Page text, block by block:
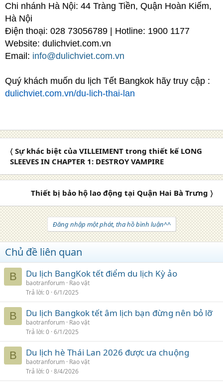
Chi nhánh Hà Nội: 44 Tràng Tiền, Quận Hoàn Kiếm,
Hà Nội
Điện thoại: 028 73056789 | Hotline: 1900 1177
Website: dulichviet.com.vn
Email: info@dulichviet.com.vn
Quý khách muốn du lịch Tết Bangkok hãy truy cập :
dulichviet.com.vn/du-lich-thai-lan
〈 Sự khác biệt của VILLEIMENT trong thiết kế LONG
SLEEVES IN CHAPTER 1: DESTROY VAMPIRE
Thiết bị bảo hộ lao động tại Quận Hai Bà Trưng 〉
Đăng nhập một phát, tha hồ bình luận^^
Chủ đề liên quan
B Du lịch BangKok tết điểm du lịch Kỳ ảo
baotranforum Rao vặt
Trả lời 0 6/1/2025
B Du lịch Bangkok tết âm lịch bạn đừng nên bỏ lỡ
baotranforum Rao vặt
Trả lời 0 6/1/2025
B Du lịch hè Thái Lan 2026 được ưa chuộng
baotranforum Rao vặt
Trả lời 0 8/4/2026